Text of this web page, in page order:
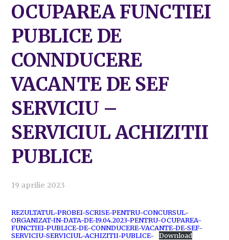
OCUPAREA FUNCTIEI
PUBLICE DE
CONNDUCERE
VACANTE DE SEF
SERVICIU –
SERVICIUL ACHIZITII
PUBLICE
19 aprilie 2023
REZULTATUL-PROBEI-SCRISE-PENTRU-CONCURSUL-
ORGANIZAT-IN-DATA-DE-19.04.2023-PENTRU-OCUPAREA-
FUNCTIEI-PUBLICE-DE-CONNDUCERE-VACANTE-DE-SEF-
SERVICIU-SERVICIUL-ACHIZITII-PUBLICE-
Download